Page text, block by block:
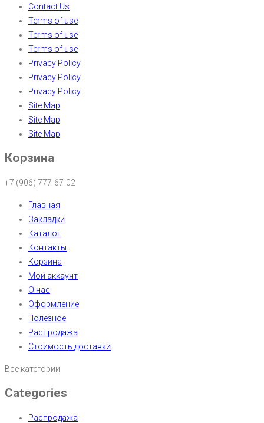
Contact Us
Terms of use
Terms of use
Terms of use
Privacy Policy
Privacy Policy
Privacy Policy
Site Map
Site Map
Site Map
Корзина
+7 (906) 777-67-02
Главная
Закладки
Каталог
Контакты
Корзина
Мой аккаунт
О нас
Оформление
Полезное
Распродажа
Стоимость доставки
Все категории
Categories
Распродажа